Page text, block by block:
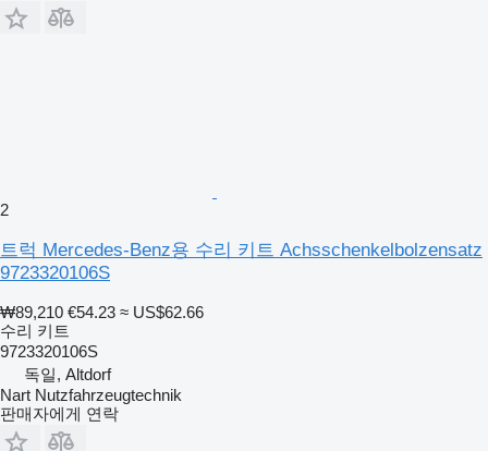
2
트럭 Mercedes-Benz용 수리 키트 Achsschenkelbolzensatz
9723320106S
₩89,210 €54.23 ≈ US$62.66
수리 키트
9723320106S
독일, Altdorf
Nart Nutzfahrzeugtechnik
판매자에게 연락